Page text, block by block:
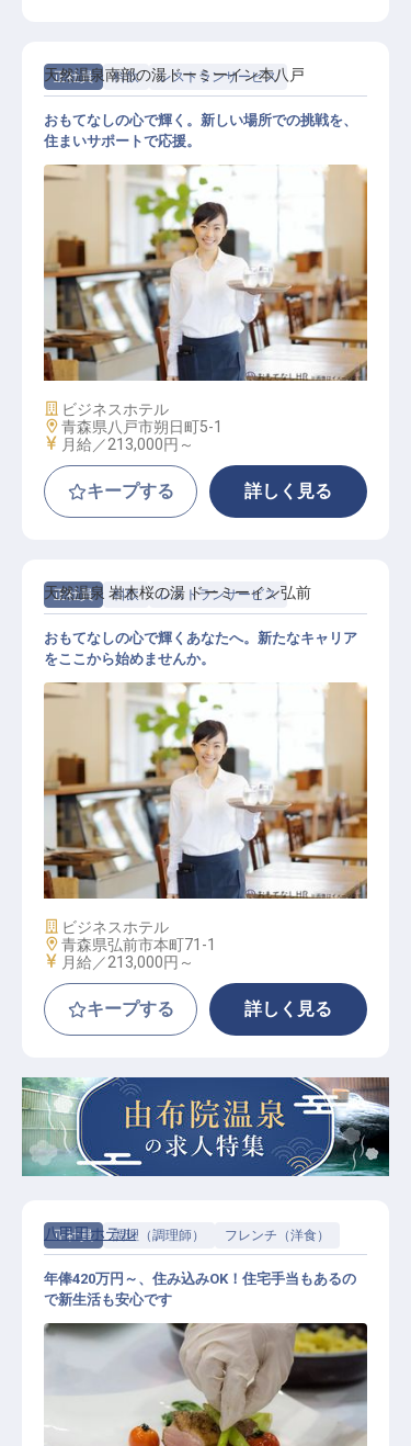
正社員 料飲 レストランサービス
レストランサービス
天然温泉南部の湯ドーミーイン本八戸
おもてなしの心で輝く。新しい場所での挑戦を、
住まいサポートで応援。
施設業態
ビジネスホテル
勤務地
青森県八戸市朔日町5-1
給与
月給／213,000円～
キープする 詳しく見る
正社員 料飲 レストランサービス
レストランサービス
天然温泉 岩木桜の湯 ドーミーイン弘前
おもてなしの心で輝くあなたへ。新たなキャリア
をここから始めませんか。
施設業態
ビジネスホテル
勤務地
青森県弘前市本町71-1
給与
月給／213,000円～
キープする 詳しく見る
正社員 調理（調理師） フレンチ（洋食）
八甲田ホテル
年俸420万円～、住み込みOK！住宅手当もあるの
で新生活も安心です